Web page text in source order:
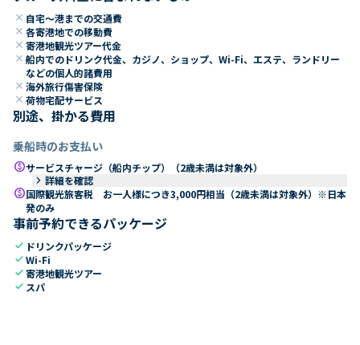
close 自宅～港までの交通費
close 各寄港地での移動費
close 寄港地観光ツアー代金
close 船内でのドリンク代金、カジノ、ショップ、Wi-Fi、エステ、ランドリー
などの個人的諸費用
close 海外旅行傷害保険
close 荷物宅配サービス
別途、掛かる費用
乗船時のお支払い
paidサービスチャージ（船内チップ）（2歳未満は対象外）
keyboard_arrow_right 詳細を確認
paid国際観光旅客税 お一人様につき3,000円相当（2歳未満は対象外）※日本
発のみ
事前予約できるパッケージ
check ドリンクパッケージ
checkWi-Fi
check寄港地観光ツアー
check スパ